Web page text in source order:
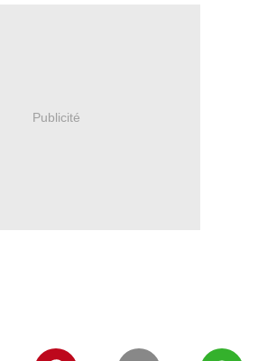
Publicité